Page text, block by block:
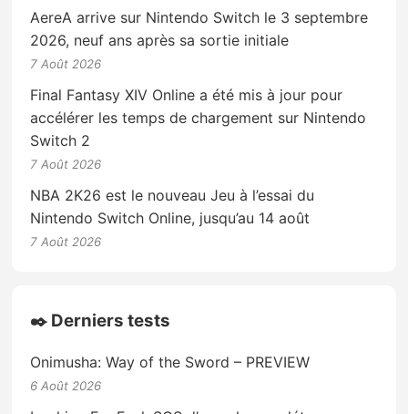
AereA arrive sur Nintendo Switch le 3 septembre
2026, neuf ans après sa sortie initiale
7 Août 2026
Final Fantasy XIV Online a été mis à jour pour
accélérer les temps de chargement sur Nintendo
Switch 2
7 Août 2026
NBA 2K26 est le nouveau Jeu à l’essai du
Nintendo Switch Online, jusqu’au 14 août
7 Août 2026
✒️ Derniers tests
Onimusha: Way of the Sword – PREVIEW
6 Août 2026